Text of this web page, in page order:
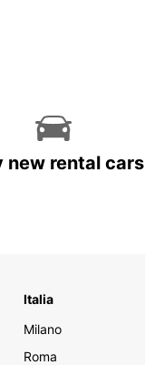
new rental cars
Italia
Milano
Roma